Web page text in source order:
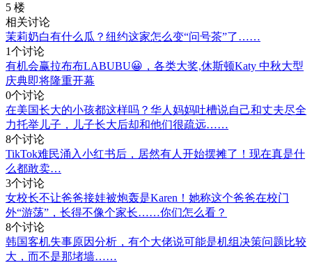
5 楼
相关讨论
茉莉奶白有什么瓜？纽约这家怎么变“问号茶”了……
1个讨论
有机会赢拉布布LABUBU😀，各类大奖,休斯顿Katy 中秋大型
庆典即将隆重开幕
0个讨论
在美国长大的小孩都这样吗？华人妈妈吐槽说自己和丈夫尽全
力托举儿子，儿子长大后却和他们很疏远……
8个讨论
TikTok难民涌入小红书后，居然有人开始摆摊了！现在真是什
么都敢卖…
3个讨论
女校长不让爸爸接娃被炮轰是Karen！她称这个爸爸在校门
外“游荡”，长得不像个家长……你们怎么看？
8个讨论
韩国客机失事原因分析，有个大佬说可能是机组决策问题比较
大，而不是那堵墙……